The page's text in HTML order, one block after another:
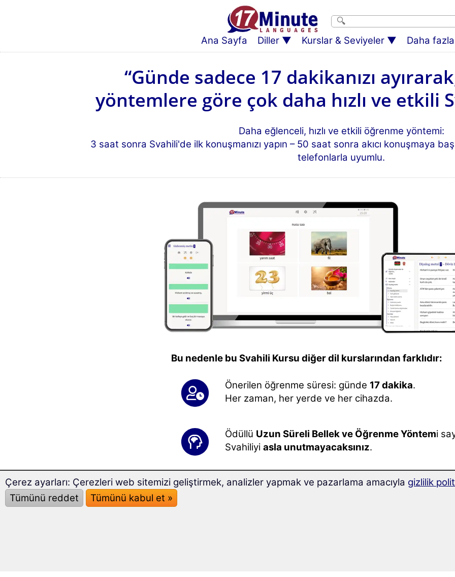
Ana Sayfa Diller Kurslar & Seviyeler Daha
“Günde sadece 17 dakikanızı
yöntemlere göre çok daha hızlı ve etkili
Daha eğlenceli, hızlı ve etkili öğrenme yöntemi:
3 saat sonra Svahili'de ilk konuşmanızı yapın – 50 saat sonra akıcı konuşmaya
telefonlarla uyumlu.
Bu nedenle bu Svahili Kursu diğer dil kurslarından farklıdır:
Önerilen öğrenme süresi: günde 17 dakika.
Her zaman, her yerde ve her cihazda.
Ödüllü Uzun Süreli Bellek ve Öğrenme Yöntemi
Svahiliyi asla unutmayacaksınız.
YenilikçiSuperlearning teknolojisiile%32
Çerez ayarları: Çerezleri web sitemizi geliştirmek, analizler yapmak ve pazarlama amacıyla gizlilik
Tümünü reddet
Tümünü kabul et »